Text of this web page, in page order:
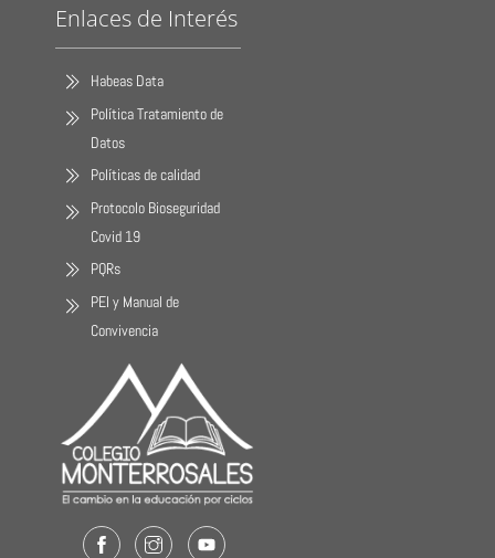
Enlaces de Interés
Habeas Data
Política Tratamiento de
Datos
Políticas de calidad
Protocolo Bioseguridad
Covid 19
PQRs
PEI y Manual de
Convivencia